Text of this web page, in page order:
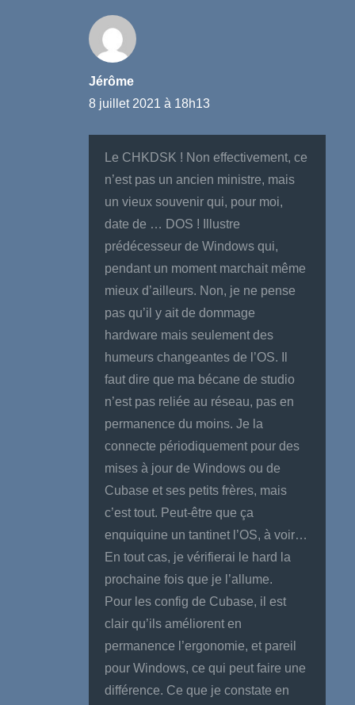
Jérôme
8 juillet 2021 à 18h13
Le CHKDSK ! Non effectivement, ce
n’est pas un ancien ministre, mais
un vieux souvenir qui, pour moi,
date de … DOS ! Illustre
prédécesseur de Windows qui,
pendant un moment marchait même
mieux d’ailleurs. Non, je ne pense
pas qu’il y ait de dommage
hardware mais seulement des
humeurs changeantes de l’OS. Il
faut dire que ma bécane de studio
n’est pas reliée au réseau, pas en
permanence du moins. Je la
connecte périodiquement pour des
mises à jour de Windows ou de
Cubase et ses petits frères, mais
c’est tout. Peut-être que ça
enquiquine un tantinet l’OS, à voir…
En tout cas, je vérifierai le hard la
prochaine fois que je l’allume.
Pour les config de Cubase, il est
clair qu’ils améliorent en
permanence l’ergonomie, et pareil
pour Windows, ce qui peut faire une
différence. Ce que je constate en